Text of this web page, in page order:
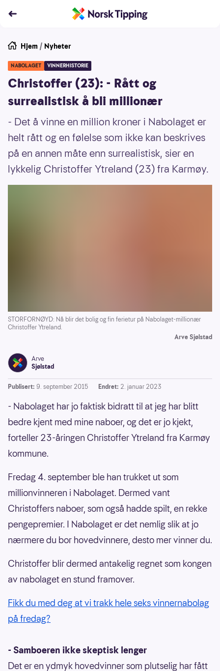
Hjem / Nyheter
NABOLAGET VINNERHISTORIE
Christoffer (23): - Rått og
surrealistisk å bli millionær
- Det å vinne en million kroner i Nabolaget er
helt rått og en følelse som ikke kan beskrives
på en annen måte enn surrealistisk, sier en
lykkelig Christoffer Ytreland (23) fra Karmøy.
STORFORNØYD: Nå blir det bolig og fin ferietur på Nabolaget-millionær
Christoffer Ytreland.
Arve Sjølstad
Arve
Sjølstad
Publisert: 9. september 2015 Endret: 2. januar 2023
- Nabolaget har jo faktisk bidratt til at jeg har blitt
bedre kjent med mine naboer, og det er jo kjekt,
forteller 23-åringen Christoffer Ytreland fra Karmøy
kommune.
Fredag 4. september ble han trukket ut som
millionvinneren i Nabolaget. Dermed vant
Christoffers naboer, som også hadde spilt, en rekke
pengepremier. I Nabolaget er det nemlig slik at jo
nærmere du bor hovedvinnere, desto mer vinner du.
Christoffer blir dermed antakelig regnet som kongen
av nabolaget en stund framover.
Fikk du med deg at vi trakk hele seks vinnernabolag
på fredag?
- Samboeren ikke skeptisk lenger
Det er en ydmyk hovedvinner som plutselig har fått